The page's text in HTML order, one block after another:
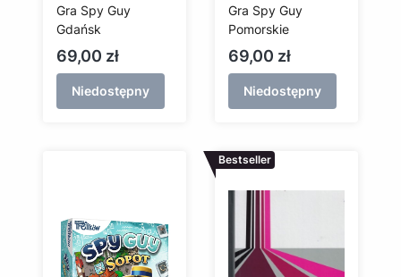
Gra Spy Guy
Gdańsk
Cena
69,00 zł
Niedostępny
Gra Spy Guy
Pomorskie
Cena
69,00 zł
Niedostępny
Bestseller